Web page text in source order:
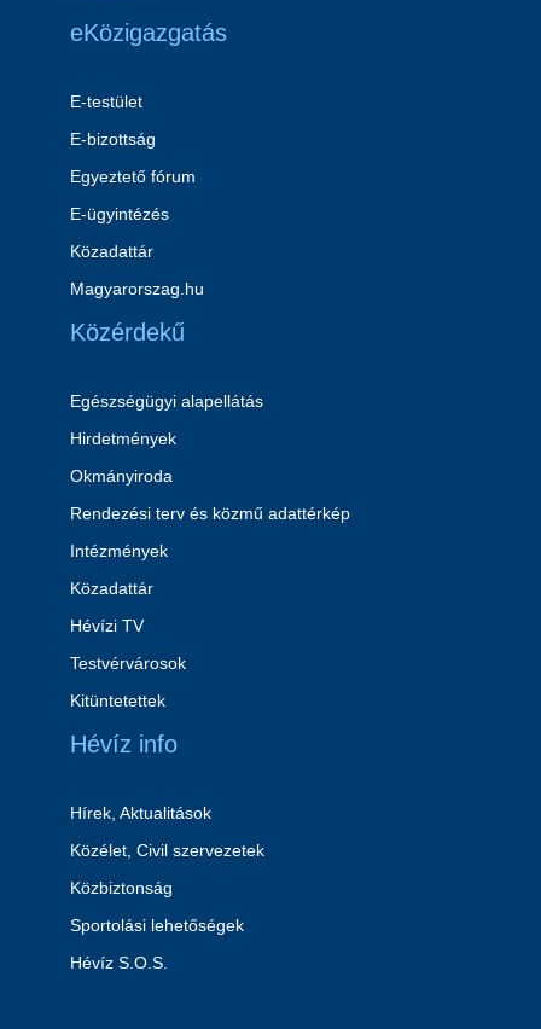
eKözigazgatás
E-testület
E-bizottság
Egyeztető fórum
E-ügyintézés
Közadattár
Magyarorszag.hu
Közérdekű
Egészségügyi alapellátás
Hirdetmények
Okmányiroda
Rendezési terv és közmű adattérkép
Intézmények
Közadattár
Hévízi TV
Testvérvárosok
Kitüntetettek
Hévíz info
Hírek, Aktualitások
Közélet, Civil szervezetek
Közbiztonság
Sportolási lehetőségek
Hévíz S.O.S.